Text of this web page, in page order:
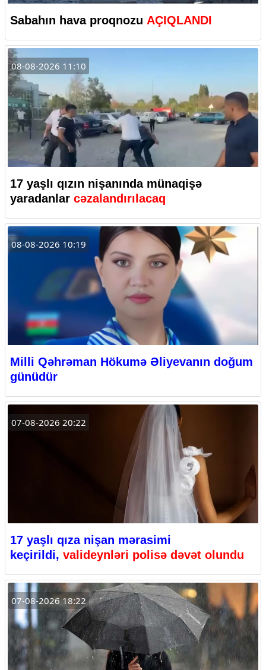
Sabahın hava proqnozu AÇIQLANDI
08-08-2026 11:10
17 yaşlı qızın nişanında münaqişə
yaradanlar cəzalandırılacaq
08-08-2026 10:19
Milli Qəhrəman Hökumə Əliyevanın doğum
günüdür
07-08-2026 20:22
17 yaşlı qıza nişan mərasimi
keçirildi, valideynləri polisə dəvət olundu
07-08-2026 18:22